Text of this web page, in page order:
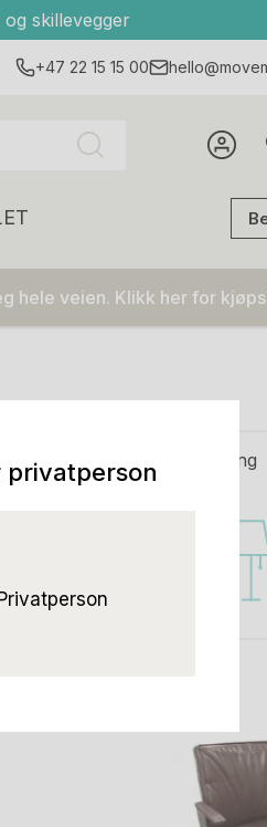
skillevegger
+47 22 15 15 00
hele veien. Klikk her for
Belysning